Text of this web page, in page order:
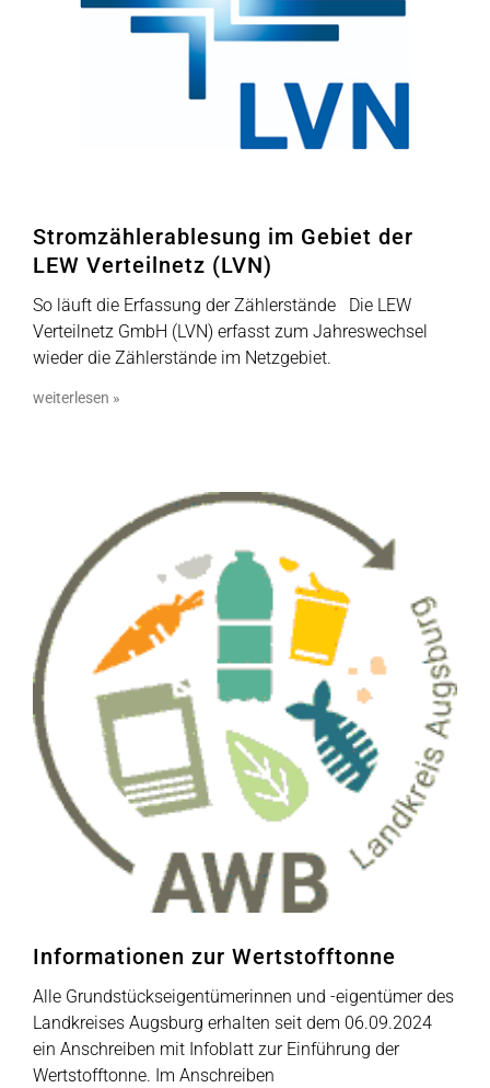
Stromzählerablesung im Gebiet der
LEW Verteilnetz (LVN)
So läuft die Erfassung der Zählerstände Die LEW
Verteilnetz GmbH (LVN) erfasst zum Jahreswechsel
wieder die Zählerstände im Netzgebiet.
weiterlesen »
Informationen zur Wertstofftonne
Alle Grundstückseigentümerinnen und -eigentümer des
Landkreises Augsburg erhalten seit dem 06.09.2024
ein Anschreiben mit Infoblatt zur Einführung der
Wertstofftonne. Im Anschreiben